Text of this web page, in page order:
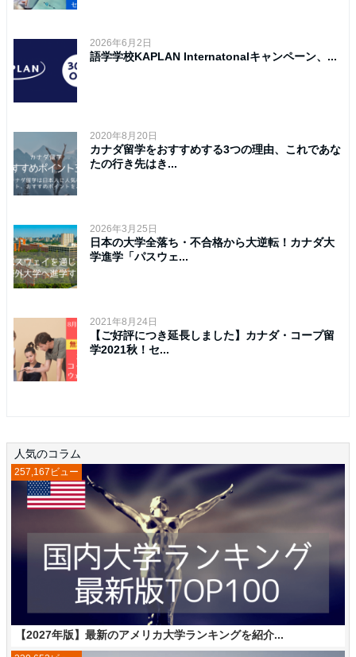
2026年6月2日
語学学校KAPLAN Internatonalキャンペーン、...
2020年8月20日
カナダ留学をおすすめする3つの理由、これであな
たの行き先はき...
2026年3月25日
日本の大学全落ち・不合格から大逆転！カナダ大
学進学「パスウェ...
2021年8月24日
【ご好評につき延長しました】カナダ・コープ留
学2021秋！セ...
人気のコラム
【2027年版】最新のアメリカ大学ランキングを紹介...
257,167ビュー